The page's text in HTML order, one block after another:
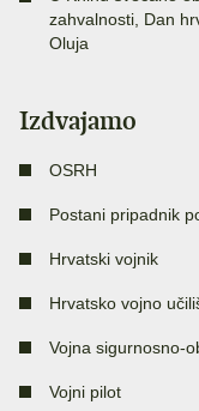
zahvalnosti, Dan
Oluja
Izdvajamo
OSRH
Postani pripadnik
Hrvatski vojnik
Hrvatsko vojno
Vojna sigurnosno-
Vojni pilot